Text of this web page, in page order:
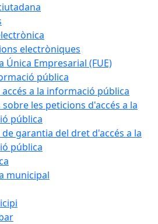
electròniques
Única Empresarial (FUE)
pública
accés a la informació pública
les peticions d'accés a la
pública
de garantia del dret d'accés a la
pública
municipal